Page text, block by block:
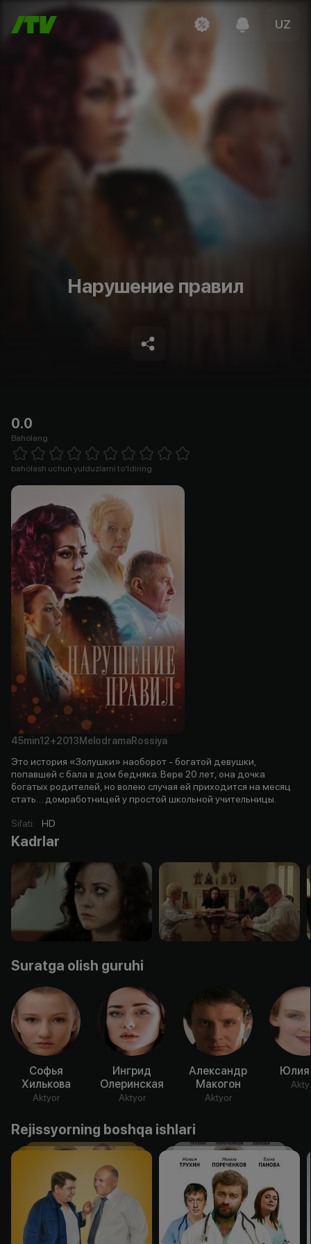
UZ
Нарушение правил
0.0
Baholang
1 Star 2 Stars 3 Stars 4 Stars5 Stars 6 Stars7 Stars8 Stars
baholash uchun yulduzlarni to'ldiring
45min12+2013 MelodramaRossiya
Это история «Золушки» наоборот - богатой девушки,
попавшей с бала в дом бедняка. Вере 20 лет, она дочка
богатых родителей, но волею случая ей приходится на месяц
стать… домработницей у простой школьной учительницы.
Sifati: HD
Kadrlar
Suratga olish guruhi
Софья
Хилькова
Aktyor
Ингрид
Олеринская
Aktyor
Александр
Макогон
Aktyor
Юлия
Rejissyorning boshqa ishlari